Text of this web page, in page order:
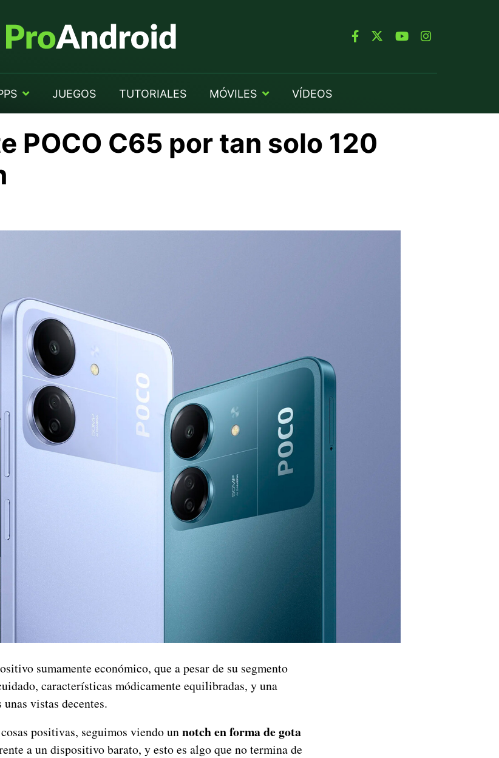
JUEGOS TUTORIALES MÓVILES VÍDEOS
POCO C65 por tan solo 120
sumamente económico, que a pesar de su segmento
características módicamente equilibradas, y una
vistas decentes.
positivas, seguimos viendo unnotch en forma de gota
a un dispositivo barato, y esto es algo que no termina de